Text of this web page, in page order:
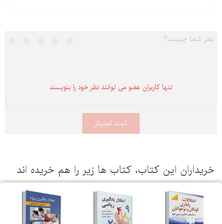
تنها كاربران عضو می توانند نظر خود را بنویسند
این كتاب، كتاب ها زیر را هم خریده اند